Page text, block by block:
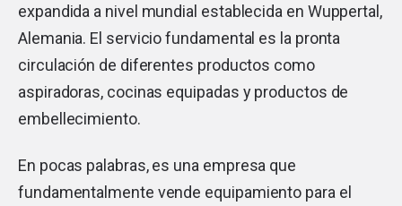
expandida a nivel mundial establecida en Wuppertal,
Alemania. El servicio fundamental es la pronta
circulación de diferentes productos como
aspiradoras, cocinas equipadas y productos de
embellecimiento.
En pocas palabras, es una empresa que
fundamentalmente vende equipamiento para el